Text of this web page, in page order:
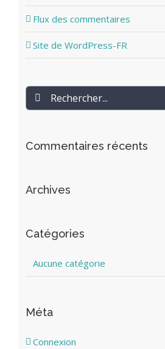
Flux des commentaires
Site de WordPress-FR
Rechercher
Commentaires récents
Archives
Catégories
Aucune catégorie
Méta
Connexion